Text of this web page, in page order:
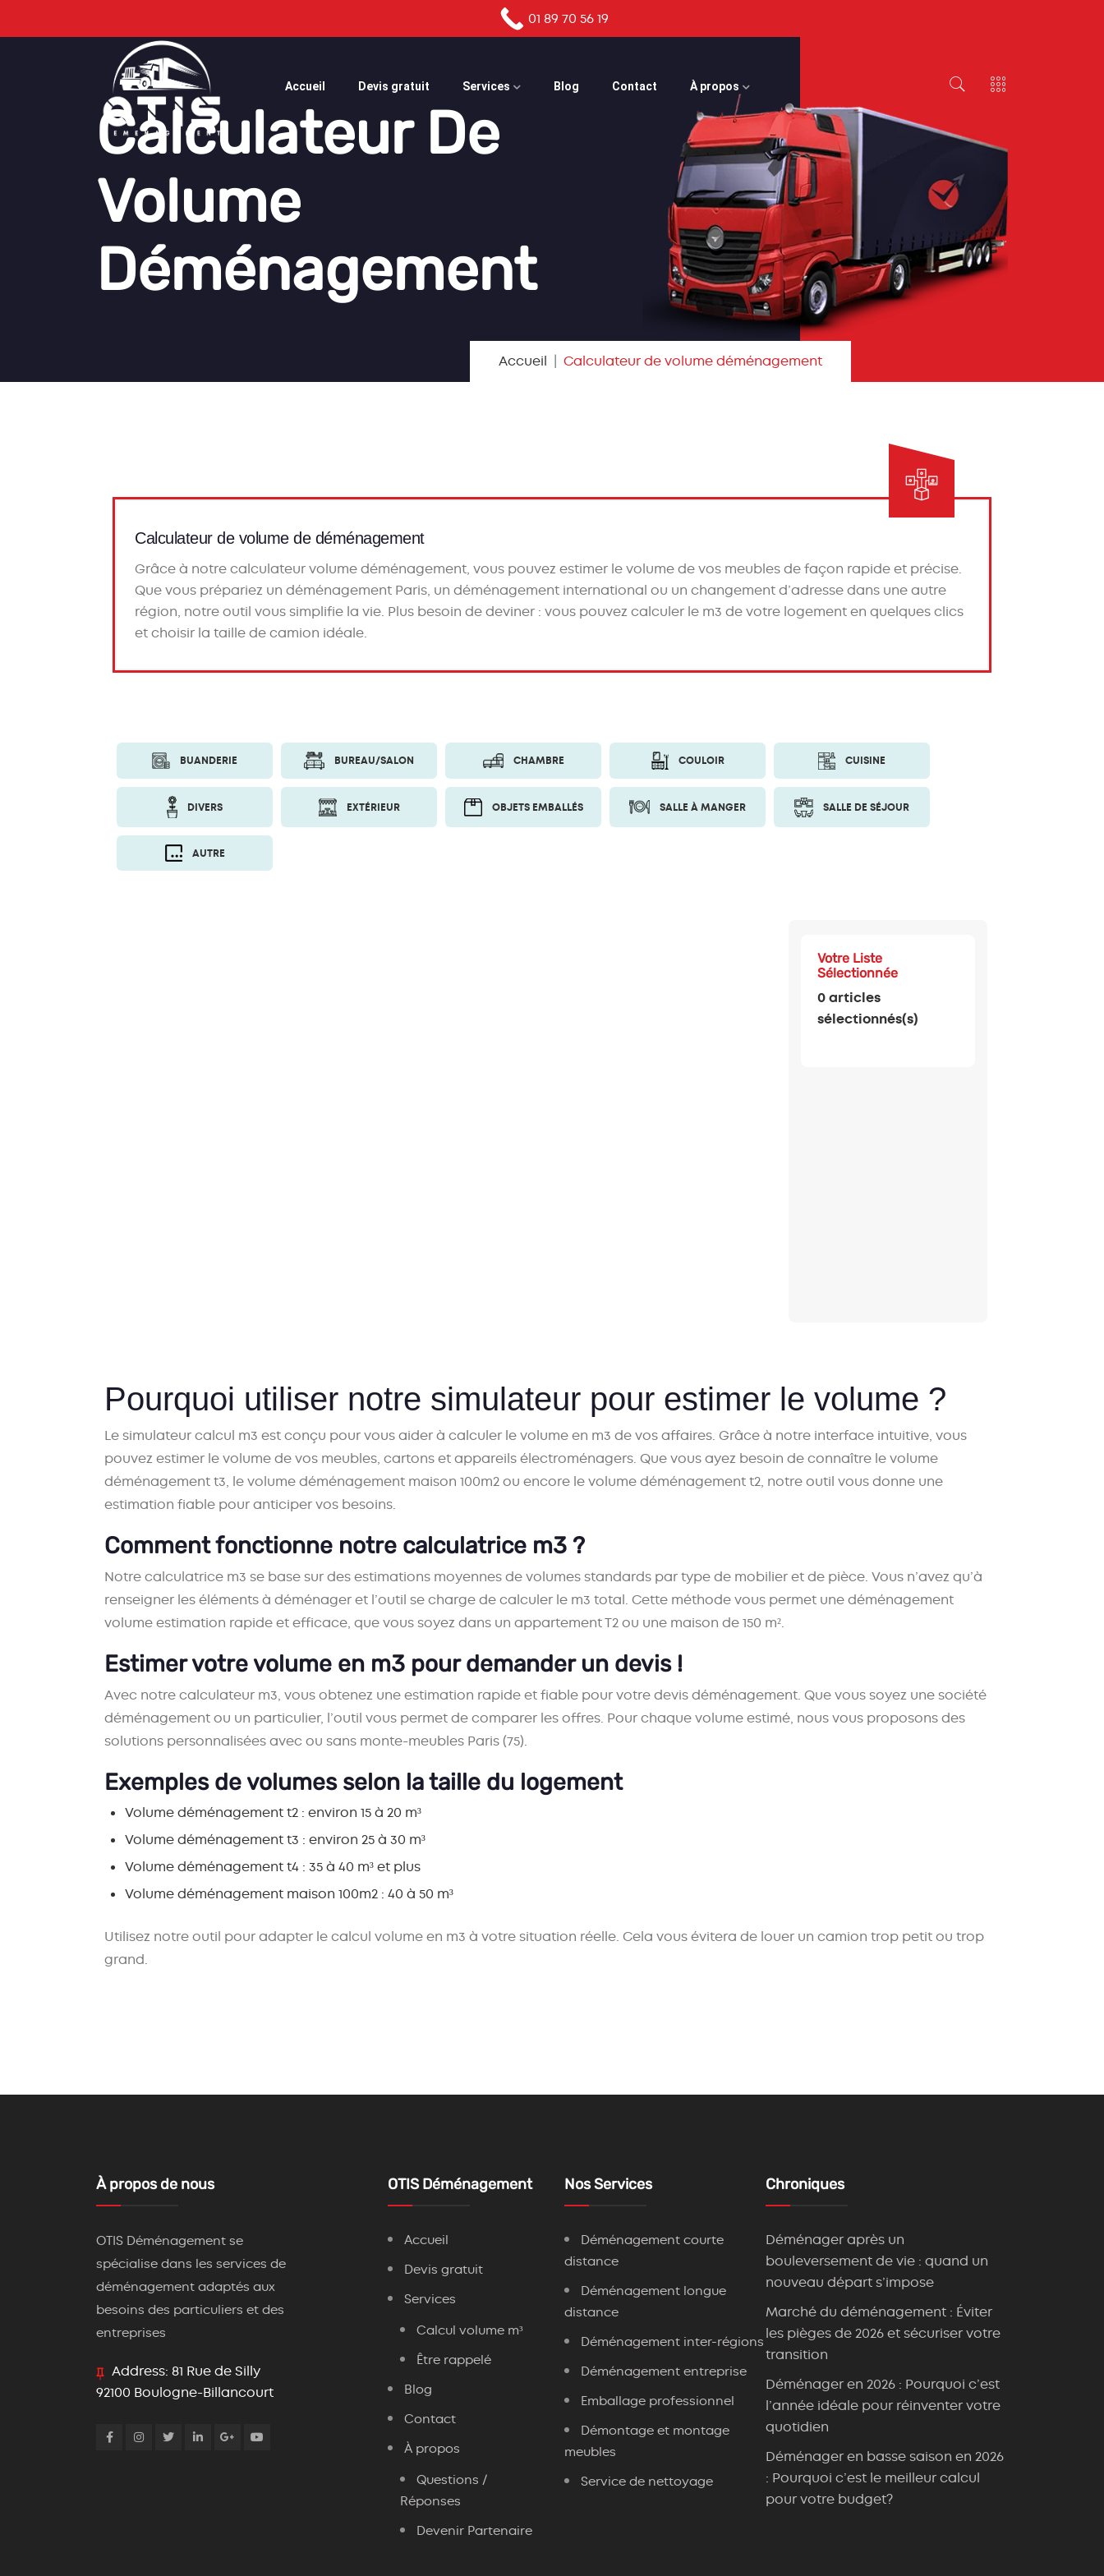
Accueil Devis gratuit Services Blog Contact À propos
Accueil Calculateur de volume déménagement
Calculateur De
Volume
Déménagement
Calculateur de volume de déménagement
Grâce à notrecalculateur volume déménagement, vous pouvezestimer le volume de vos meublesde façon rapide et précise.
Que vous prépariez un déménagement Paris, un déménagement international ou un changement d’adressedans une autre
région, notre outil vous simplifie la vie. Plus besoin de deviner : vous pouvezcalculer le m3 de votre logement en quelques clics
et choisir la taille de camion idéale.
BUANDERIE BUREAU/SALON CHAMBRE COULOIR CUISINE
DIVERS EXTÉRIEUR OBJETS EMBALLÉS SALLE À MANGER SALLE DE SÉJOUR
AUTRE
Votre Liste
Sélectionnée
0articles
sélectionnés(s)
Pourquoi utiliser notre simulateur pour estimer le volume ?
Lesimulateur calcul m3 est conçu pour vous aider à calculer le volume en m3 de vos affaires. Grâce à notre interface intuitive, vous
pouvezestimer le volume de vos meubles, cartons et appareils électroménagers. Que vous ayez besoin de connaître levolume
déménagement t3, levolume déménagement maison 100m2ou encore levolume déménagement t2, notre outil vous donne une
estimation fiable pour anticiper vos besoins.
Comment fonctionne notre calculatrice m3 ?
Notrecalculatrice m3 se base sur des estimations moyennes de volumes standards par type de mobilier et de pièce. Vous n’avez qu’à
renseigner les éléments à déménager et l’outil se charge decalculer le m3 total. Cette méthode vous permet unedéménagement
volume estimation rapide et efficace, que vous soyez dans un appartement T2 ou une maison de 150 m².
Estimer votre volume en m3 pour demander un devis !
Avec notrecalculateur m3, vous obtenez une estimation rapide et fiable pour votredevis déménagement. Que vous soyez unesociété
déménagementou un particulier, l’outil vous permet de comparer les offres. Pour chaque volume estimé, nous vous proposons des
solutions personnalisées avec ou sans monte-meubles Paris (75).
Exemples de volumes selon la taille du logement
Volume déménagement t2 : environ 15 à 20 m³
Volume déménagement t3 : environ 25 à 30 m³
Volume déménagement t4 : 35 à 40 m³ et plus
Volume déménagement maison 100m2 : 40 à 50 m³
Utilisez notre outil pour adapter lecalcul volume en m3 à votre situation réelle. Cela vous évitera de louer un camion trop petit ou trop
grand.
À propos de nous
OTIS Déménagement se
spécialise dans les services de
déménagement adaptés aux
besoins des particuliers et des
entreprises
Address: 81 Rue de Silly
92100 Boulogne-Billancourt
OTIS Déménagement
Accueil
Devis gratuit
Services
Calcul volume m³
Être rappelé
Blog
Contact
À propos
Questions /
Réponses
Devenir Partenaire
Nos Services
Déménagement courte
distance
Déménagement longue
distance
Déménagement inter-régions
Déménagement entreprise
Emballage professionnel
Démontage et montage
meubles
Service de nettoyage
Chroniques
Déménager après un
bouleversement de vie : quand un
nouveau départ s’impose
Marché du déménagement : Éviter
les pièges de 2026 et sécuriser votre
transition
Déménager en 2026 : Pourquoi c’est
l’année idéale pour réinventer votre
quotidien
Déménager en basse saison en 2026
: Pourquoi c’est le meilleur calcul
pour votre budget?
01 89 70 56 19